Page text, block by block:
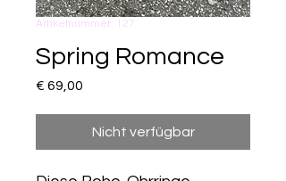
Artikelnummer: 127
Spring Romance
€ 69,00
Nicht verfügbar